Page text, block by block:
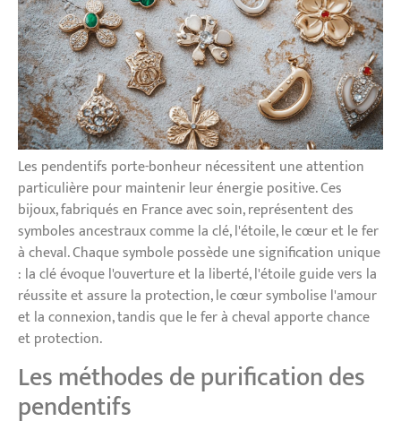
Les pendentifs porte-bonheur nécessitent une attention
particulière pour maintenir leur énergie positive. Ces
bijoux, fabriqués en France avec soin, représentent des
symboles ancestraux comme la clé, l'étoile, le cœur et le fer
à cheval. Chaque symbole possède une signification unique
: la clé évoque l'ouverture et la liberté, l'étoile guide vers la
réussite et assure la protection, le cœur symbolise l'amour
et la connexion, tandis que le fer à cheval apporte chance
et protection.
Les méthodes de purification des
pendentifs